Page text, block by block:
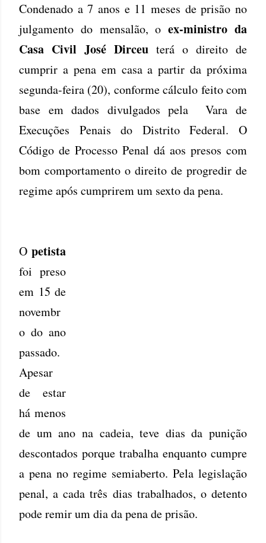
Condenado a 7 anos e 11 meses de prisão no
julgamento do mensalão, oex-ministro da
Casa Civil José Dirceu terá o direito de
cumprir a pena em casa a partir da próxima
segunda-feira (20), conforme cálculo feito com
base em dados divulgados pela Vara de
Execuções Penais do Distrito Federal. O
Código de Processo Penal dá aos presos com
bom comportamento o direito de progredir de
regime após cumprirem um sexto da pena.
O petista
foi preso
em 15 de
novembr
o do ano
passado.
Apesar
de estar
há menos
de um ano na cadeia, teve dias da punição
descontados porque trabalha enquanto cumpre
a pena no regime semiaberto. Pela legislação
penal, a cada três dias trabalhados, o detento
pode remir um dia da pena de prisão.